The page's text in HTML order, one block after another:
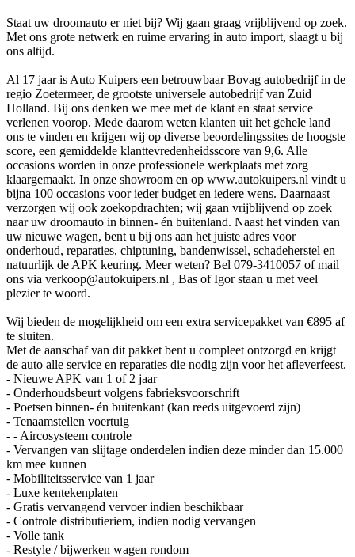
Staat uw droomauto er niet bij? Wij gaan graag vrijblijvend op zoek.
Met ons grote netwerk en ruime ervaring in auto import, slaagt u bij
ons altijd.
Al 17 jaar is Auto Kuipers een betrouwbaar Bovag autobedrijf in de
regio Zoetermeer, de grootste universele autobedrijf van Zuid
Holland. Bij ons denken we mee met de klant en staat service
verlenen voorop. Mede daarom weten klanten uit het gehele land
ons te vinden en krijgen wij op diverse beoordelingssites de hoogste
score, een gemiddelde klanttevredenheidsscore van 9,6. Alle
occasions worden in onze professionele werkplaats met zorg
klaargemaakt. In onze showroom en op www.autokuipers.nl vindt u
bijna 100 occasions voor ieder budget en iedere wens. Daarnaast
verzorgen wij ook zoekopdrachten; wij gaan vrijblijvend op zoek
naar uw droomauto in binnen- én buitenland. Naast het vinden van
uw nieuwe wagen, bent u bij ons aan het juiste adres voor
onderhoud, reparaties, chiptuning, bandenwissel, schadeherstel en
natuurlijk de APK keuring. Meer weten? Bel 079-3410057 of mail
ons via verkoop@autokuipers.nl , Bas of Igor staan u met veel
plezier te woord.
Wij bieden de mogelijkheid om een extra servicepakket van €895 af
te sluiten.
Met de aanschaf van dit pakket bent u compleet ontzorgd en krijgt
de auto alle service en reparaties die nodig zijn voor het afleverfeest.
- Nieuwe APK van 1 of 2 jaar
- Onderhoudsbeurt volgens fabrieksvoorschrift
- Poetsen binnen- én buitenkant (kan reeds uitgevoerd zijn)
- Tenaamstellen voertuig
- - Aircosysteem controle
- Vervangen van slijtage onderdelen indien deze minder dan 15.000
km mee kunnen
- Mobiliteitsservice van 1 jaar
- Luxe kentekenplaten
- Gratis vervangend vervoer indien beschikbaar
- Controle distributieriem, indien nodig vervangen
- Volle tank
- Restyle / bijwerken wagen rondom